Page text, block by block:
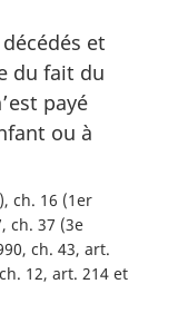
et
du fait du
payé
ou à
ch. 16 (1er
ch. 37 (3e
ch. 43, art.
12, art. 214 et